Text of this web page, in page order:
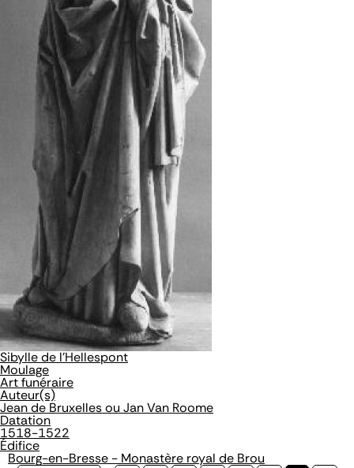
Sibylle de l'Hellespont
Moulage
Art funéraire
Auteur(s)
Jean de Bruxelles ou Jan Van Roome
Datation
1518-1522
Édifice
Bourg-en-Bresse - Monastère royal de Brou